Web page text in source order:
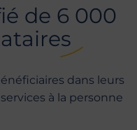
de 6 000
dans leurs
à la personne